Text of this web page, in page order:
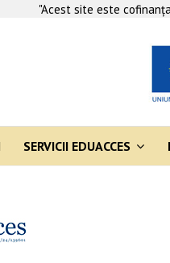
"Acest site este
SERVICII EDUACCES